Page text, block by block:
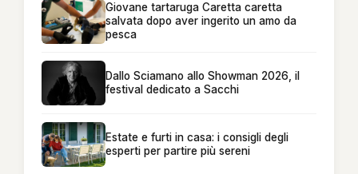
Giovane tartaruga Caretta caretta
salvata dopo aver ingerito un amo da
pesca
Dallo Sciamano allo Showman 2026, il
festival dedicato a Sacchi
Estate e furti in casa: i consigli degli
esperti per partire più sereni